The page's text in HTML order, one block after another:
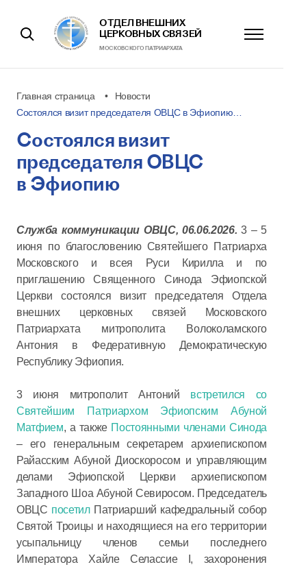
ОТДЕЛ ВНЕШНИХ
ЦЕРКОВНЫХ СВЯЗЕЙ
МОСКОВСКОГО ПАТРИАРХАТА
Главная страница
Новости
Состоялся визит председателя ОВЦС в Эфиопию…
Состоялся визит
председателя ОВЦС
в Эфиопию
Служба коммуникации ОВЦС, 06.06.2026. 3 – 5
июня по благословению Святейшего Патриарха
Московского и всея Руси Кирилла и по
приглашению Священного Синода Эфиопской
Церкви состоялся визит председателя Отдела
внешних церковных связей Московского
Патриархата митрополита Волоколамского
Антония в Федеративную Демократическую
Республику Эфиопия.
3 июня митрополит Антоний встретился со
Святейшим Патриархом Эфиопским Абуной
Матфием, а также Постоянными членами Синода
– его генеральным секретарем архиепископом
Райасским Абуной Диоскоросом и управляющим
делами Эфиопской Церкви архиепископом
Западного Шоа Абуной Севиросом. Председатель
ОВЦС посетилПатриарший кафедральный собор
Святой Троицы и находящиеся на его территории
усыпальницу членов семьи последнего
Императора Хайле Селассие I, захоронения